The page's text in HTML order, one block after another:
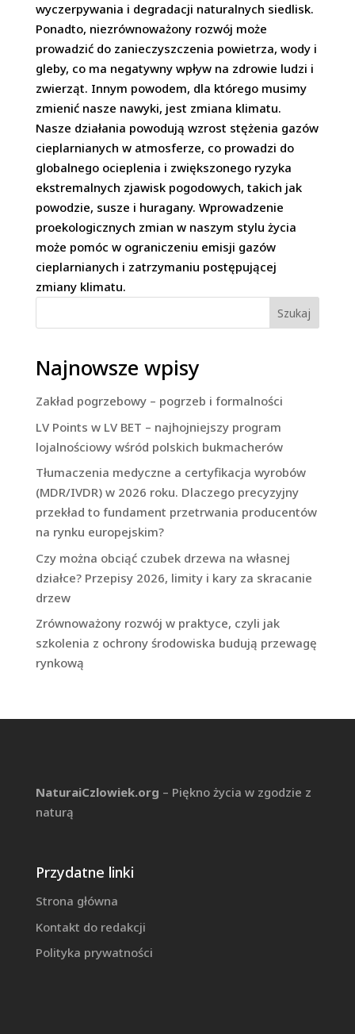
wyczerpywania i degradacji naturalnych siedlisk.
Ponadto, niezrównoważony rozwój może
prowadzić do zanieczyszczenia powietrza, wody i
gleby, co ma negatywny wpływ na zdrowie ludzi i
zwierząt. Innym powodem, dla którego musimy
zmienić nasze nawyki, jest zmiana klimatu.
Nasze działania powodują wzrost stężenia gazów
cieplarnianych w atmosferze, co prowadzi do
globalnego ocieplenia i zwiększonego ryzyka
ekstremalnych zjawisk pogodowych, takich jak
powodzie, susze i huragany. Wprowadzenie
proekologicznych zmian w naszym stylu życia
może pomóc w ograniczeniu emisji gazów
cieplarnianych i zatrzymaniu postępującej
zmiany klimatu.
Szukaj
Najnowsze wpisy
Zakład pogrzebowy – pogrzeb i formalności
LV Points w LV BET – najhojniejszy program
lojalnościowy wśród polskich bukmacherów
Tłumaczenia medyczne a certyfikacja wyrobów
(MDR/IVDR) w 2026 roku. Dlaczego precyzyjny
przekład to fundament przetrwania producentów
na rynku europejskim?
Czy można obciąć czubek drzewa na własnej
działce? Przepisy 2026, limity i kary za skracanie
drzew
Zrównoważony rozwój w praktyce, czyli jak
szkolenia z ochrony środowiska budują przewagę
rynkową
NaturaiCzlowiek.org – Piękno życia w zgodzie z
naturą
Przydatne linki
Strona główna
Kontakt do redakcji
Polityka prywatności